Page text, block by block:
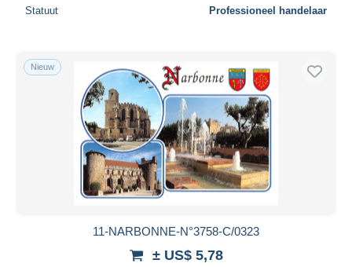
Statuut Professioneel handelaar
Nieuw
11-NARBONNE-N°3758-C/0323
± US$ 5,78